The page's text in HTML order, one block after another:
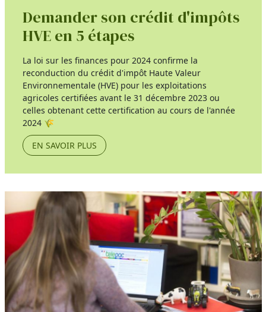
Demander son crédit d'impôts
HVE en 5 étapes
La loi sur les finances pour 2024 confirme la
reconduction du crédit d'impôt Haute Valeur
Environnementale (HVE) pour les exploitations
agricoles certifiées avant le 31 décembre 2023 ou
celles obtenant cette certification au cours de l'année
2024 🌾
EN SAVOIR PLUS